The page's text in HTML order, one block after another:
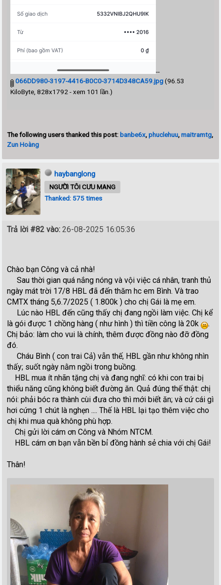
--
066DD980-3197-4416-B0C0-3714D348CA59.jpg(96.53
KiloByte, 828x1792 - xem 101 lần.)
The following users thanked this post: banbe6x,phuclehuu,maitramtg,
Zun Hoàng
haybanglong
NGƯỜI TÔI CƯU MANG
Thanked: 575 times
Trả lời #82 vào: 26-08-2025 16:05:36
Chào bạn Công và cả nhà!
Sau thời gian quá nắng nóng và vội việc cá nhân, tranh thủ
ngày mát trời 17/8 HBL đã đến thăm hc em Bình. Và trao
CMTX tháng 5,6.7/2025 ( 1.800k ) cho chị Gái là mẹ em.
Lúc nào HBL đến cũng thấy chị đang ngồi làm việc. Chị kể
là gói được 1 chồng hàng ( như hình ) thì tiền công là 20k
.
Chị bảo: làm cho vui là chính, thêm được đồng nào đỡ đồng
đó.
Cháu Bình ( con trai Cả) vẫn thế, HBL gần như không nhìn
thấy; suốt ngày nằm ngồi trong buồng.
HBL mua ít nhãn tặng chị và đang nghĩ: có khi con trai bị
thiểu năng cũng không biết đường ăn. Quả đúng thế thật: chị
nói: phải bóc ra thành cùi đưa cho thì mới biết ăn; và cứ cái gì
hơi cứng 1 chút là nghẹn .... Thế là HBL lại tạo thêm việc cho
chị khi mua quà không phù hợp.
Chị gửi lời cám ơn Công và Nhóm NTCM.
HBL cám ơn bạn vẫn bền bỉ đồng hành sẻ chia với chị Gái!
Thân!